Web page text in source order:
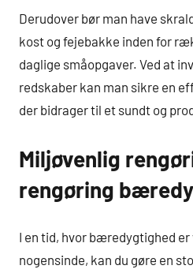
Derudover bør man have
kost og fejebakke inden for
daglige småopgaver. Ved at
redskaber kan man sikre en
der bidrager til et sundt og
Miljøvenlig
rengøring
I en tid, hvor bæredygtighed
nogensinde, kan du gøre en